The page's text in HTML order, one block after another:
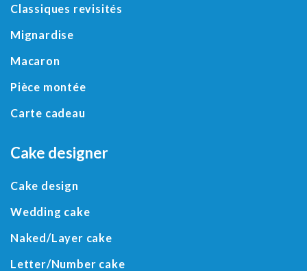
Classiques revisités
Mignardise
Macaron
Pièce montée
Carte cadeau
Cake designer
Cake design
Wedding cake
Naked/Layer cake
Letter/Number cake